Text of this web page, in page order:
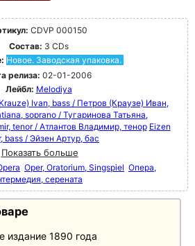
CDVP 000150
Состав: 3 CDs
Новое. Заводская упаковка.
релиза: 02-01-2006
Лейбл: Melodiya
Ivan, bass / Петров (Краузе) Иван,
soprano / Тугаринова Татьяна,
tenor / Атлантов Владимир, тенор Eizen
bass / Эйзен Артур, бас
Показать больше
Oper, Oratorium, Singspiel Опера,
серената
издание 1890 года